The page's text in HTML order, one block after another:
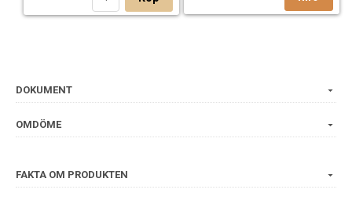
DOKUMENT
OMDÖME
FAKTA OM PRODUKTEN